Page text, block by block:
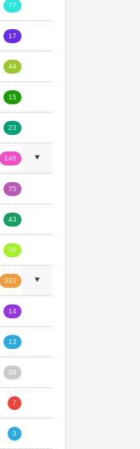
77
17
44
15
23
146
75
43
36
331
14
13
38
7
3